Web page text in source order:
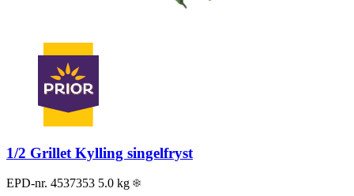
1/2 Grillet Kylling singelfryst
EPD-nr. 4537353 5.0 kg